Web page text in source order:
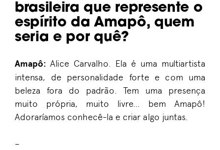
brasileira que represente o
espírito da Amapô, quem
seria e por quê?
Amapô: Alice Carvalho. Ela é uma multiartista
intensa, de personalidade forte e com uma
beleza fora do padrão. Tem uma presença
muito própria, muito livre… bem Amapô!
Adoraríamos conhecê-la e criar algo juntas.
–